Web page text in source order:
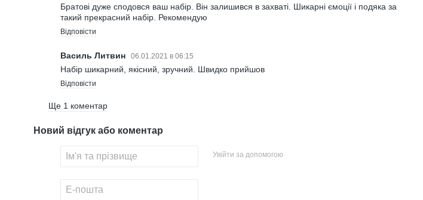
Братові дуже сподовся ваш набір. Він залишився в захваті. Шикарні ємоції і подяка за
такий прекрасний набір. Рекомендую
Відповісти
Василь Литвин 06.01.2021 в 06:15
Набір шикарний, якісний, зручний. Швидко прийшов
Відповісти
Ще 1 коментар
Новий відгук або коментар
Увійти за допомогою